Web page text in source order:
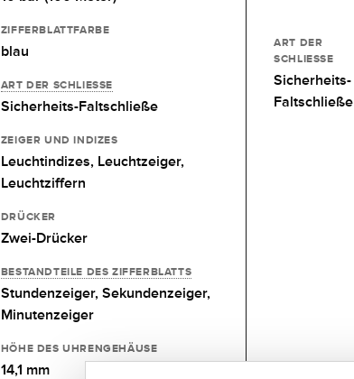
ZIFFERBLATTFARBE
blau
ART DER SCHLIESSE
Sicherheits-Faltschließe
ZEIGER UND INDIZES
Leuchtindizes, Leuchtzeiger,
Leuchtziffern
DRÜCKER
Zwei-Drücker
BESTANDTEILE DES ZIFFERBLATTS
Stundenzeiger, Sekundenzeiger,
Minutenzeiger
HÖHE DES UHRENGEHÄUSE
14,1 mm
ART DER
SCHLIESSE
Sicherheits-
Faltschließe